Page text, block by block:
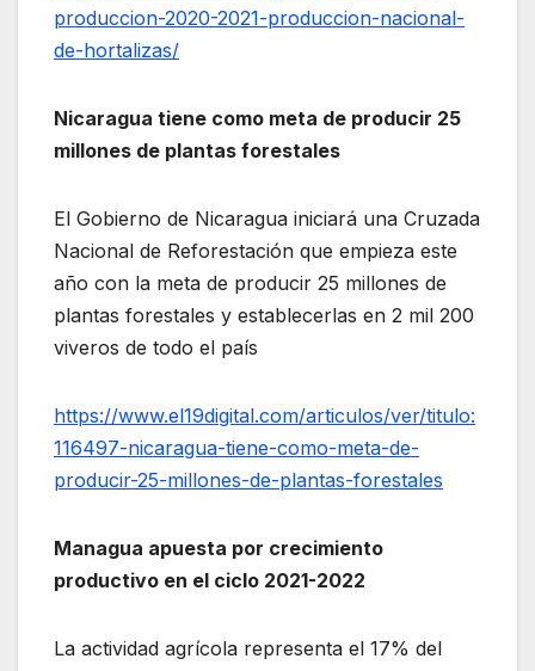
produccion-2020-2021-produccion-nacional-
de-hortalizas/
Nicaragua tiene como meta de producir 25
millones de plantas forestales
El Gobierno de Nicaragua iniciará una Cruzada
Nacional de Reforestación que empieza este
año con la meta de producir 25 millones de
plantas forestales y establecerlas en 2 mil 200
viveros de todo el país
https://www.el19digital.com/articulos/ver/titulo:
116497-nicaragua-tiene-como-meta-de-
producir-25-millones-de-plantas-forestales
Managua apuesta por crecimiento
productivo en el ciclo 2021-2022
La actividad agrícola representa el 17% del